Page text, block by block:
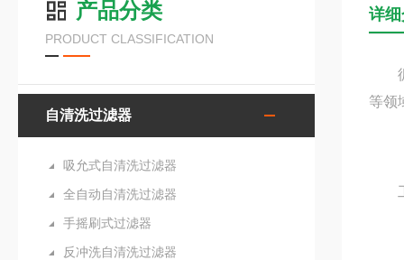
产品分类
PRODUCT CLASSIFICATION
自清洗过滤器
吸允式自清洗过滤器
全自动自清洗过滤器
手摇刷式过滤器
反冲洗自清洗过滤器
详
循
等领
工